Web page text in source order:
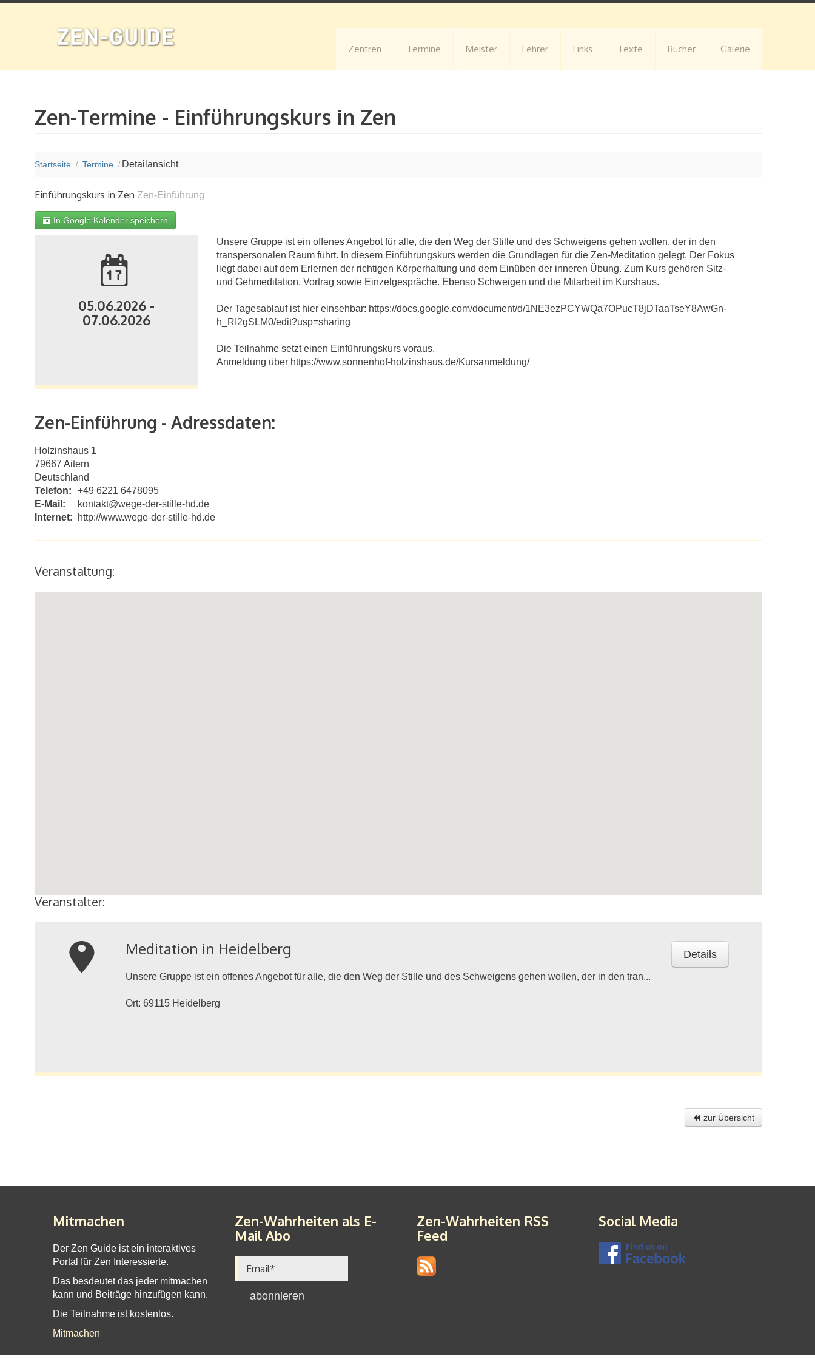
Zentren Termine Meister Lehrer Links Texte Bücher Galerie
Zen-Termine - Einführungskurs in Zen
Startseite / Termine / Detailansicht
Einführungskurs in Zen Zen-Einführung
In Google Kalender speichern
V
05.06.2026 -
07.06.2026
Unsere Gruppe ist ein offenes Angebot für alle, die den Weg der Stille und des Schweigens gehen wollen, der in den
transpersonalen Raum führt. In diesem Einführungskurs werden die Grundlagen für die Zen-Meditation gelegt. Der Fokus
liegt dabei auf dem Erlernen der richtigen Körperhaltung und dem Einüben der inneren Übung. Zum Kurs gehören Sitz-
und Gehmeditation, Vortrag sowie Einzelgespräche. Ebenso Schweigen und die Mitarbeit im Kurshaus.
Der Tagesablauf ist hier einsehbar: https://docs.google.com/document/d/1NE3ezPCYWQa7OPucT8jDTaaTseY8AwGn-
h_RI2gSLM0/edit?usp=sharing
Die Teilnahme setzt einen Einführungskurs voraus.
Anmeldung über https://www.sonnenhof-holzinshaus.de/Kursanmeldung/
Zen-Einführung - Adressdaten:
Holzinshaus 1
79667 Aitern
Deutschland
Telefon:
+49 6221 6478095
E-Mail:
kontakt@wege-der-stille-hd.de
Internet:
http://www.wege-der-stille-hd.de
Veranstaltung:
Veranstalter:
m Meditation in Heidelberg
Unsere Gruppe ist ein offenes Angebot für alle, die den Weg der Stille und des Schweigens gehen wollen, der in den tran...
Ort: 69115 Heidelberg
Details
zur Übersicht
Mitmachen
Der Zen Guide ist ein interaktives
Portal für Zen Interessierte.
Das besdeutet das jeder mitmachen
kann und Beiträge hinzufügen kann.
Die Teilnahme ist kostenlos.
Mitmachen
Zen-Wahrheiten als E-
Mail Abo
Zen-Wahrheiten RSS
Feed
Social Media